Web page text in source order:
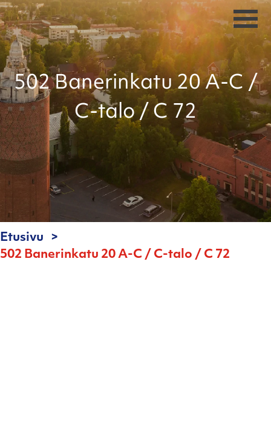
502 Banerinkatu 20 A-C /
C-talo / C 72
Etusivu
502 Banerinkatu 20 A-C / C-talo / C 72